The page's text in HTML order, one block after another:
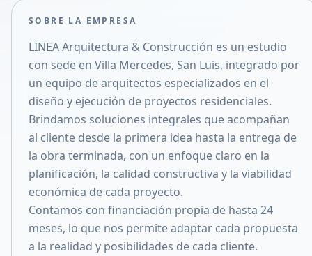
Compartir en X
SOBRE LA EMPRESA
LINEA Arquitectura & Construcción es un estudio
con sede en Villa Mercedes, San Luis, integrado por
un equipo de arquitectos especializados en el
diseño y ejecución de proyectos residenciales.
Brindamos soluciones integrales que acompañan
al cliente desde la primera idea hasta la entrega de
la obra terminada, con un enfoque claro en la
planificación, la calidad constructiva y la viabilidad
económica de cada proyecto.
Contamos con financiación propia de hasta 24
meses, lo que nos permite adaptar cada propuesta
a la realidad y posibilidades de cada cliente.